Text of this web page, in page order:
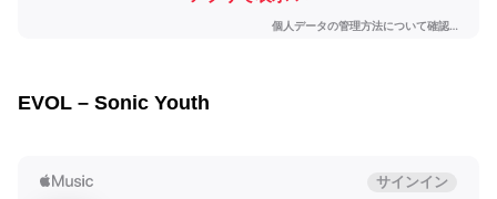
EVOL – Sonic Youth